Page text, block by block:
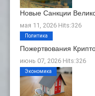
Новые Санкции
мая 11, 2026 Hits:326
Пожертвования
июнь 07, 2026 Hits:326
Политика
Экономика